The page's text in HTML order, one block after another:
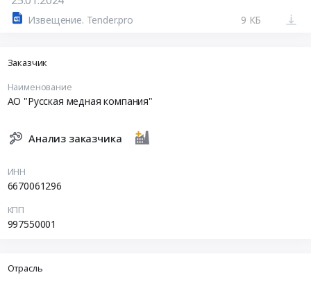
Извещение. Tender.pro 9 КБ
Заказчик
Наименование
АО "Русская медная компания"
Анализ заказчика
ИНН
6670061296
КПП
997550001
Отрасль